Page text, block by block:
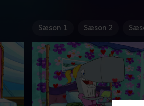
Sæson 1 Sæson 2